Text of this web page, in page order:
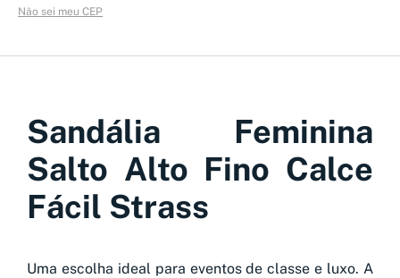
Não sei meu CEP
Sandália Feminina
Salto Alto Fino Calce
Fácil Strass
Uma escolha ideal para eventos de classe e luxo. A